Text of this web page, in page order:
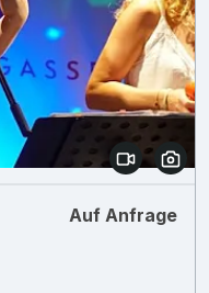
Auf Anfrage